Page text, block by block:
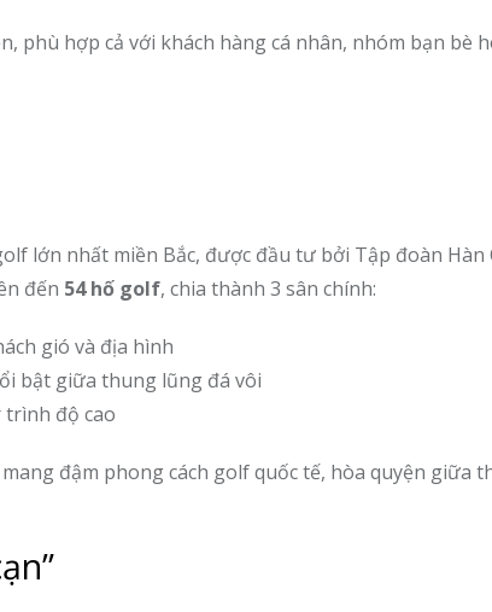
phù hợp cả với khách hàng cá nhân, nhóm bạn bè
lớn nhất miền Bắc, được đầu tư bởi Tập đoàn Hàn
đến 54 hố golf, chia thành 3 sân chính:
gió và địa hình
bật giữa thung lũng đá vôi
trình độ cao
đậm phong cách golf quốc tế, hòa quyện giữa